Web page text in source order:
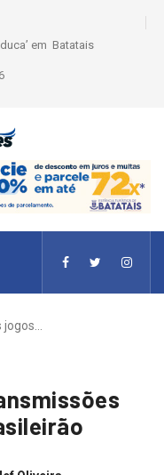
Ouro e entidade define
jogos…